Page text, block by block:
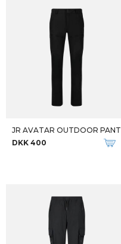
JR AVATAR OUTDOOR PANT
DKK 400